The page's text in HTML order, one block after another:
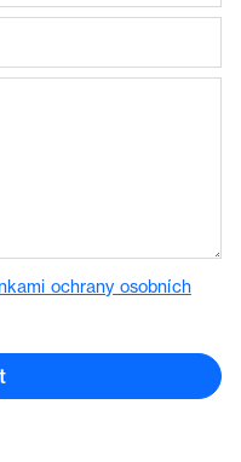
ochrany osobních